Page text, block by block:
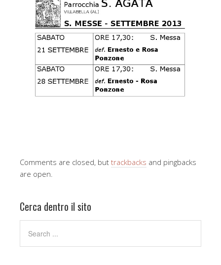
Comments are closed, but trackbacks and pingbacks
are open.
Cerca dentro il sito